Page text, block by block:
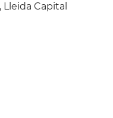
Capital